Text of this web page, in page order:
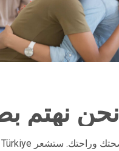
نحن نهتم